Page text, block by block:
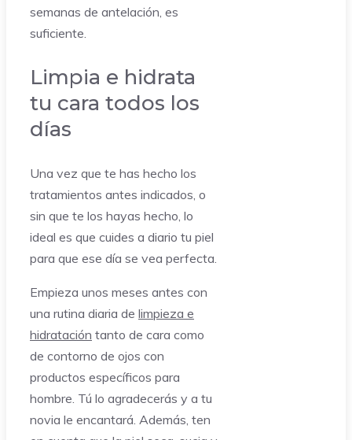
semanas de antelación, es
suficiente.
Limpia e hidrata
tu cara todos los
días
Una vez que te has hecho los
tratamientos antes indicados, o
sin que te los hayas hecho, lo
ideal es que cuides a diario tu piel
para que ese día se vea perfecta.
Empieza unos meses antes con
una rutina diaria de limpieza e
hidratación tanto de cara como
de contorno de ojos con
productos específicos para
hombre. Tú lo agradecerás y a tu
novia le encantará. Además, ten